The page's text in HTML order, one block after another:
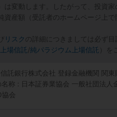
は変動します。したがって、投資
資産額（受託者のホームページ上
リスク の詳細につきましては必ず
場信託 /純パラジウム上場信託 ）を
託銀行株式会社 登録金融機関 関
名称 : 日本証券業協会 一般社団
協会